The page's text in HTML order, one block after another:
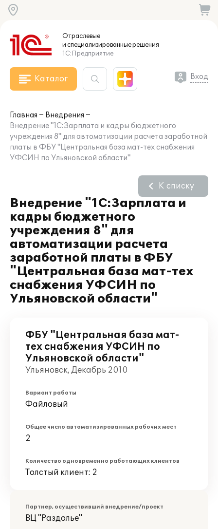
Отраслевые
и специализированныерешения
1С:Предприятие
Каталог Вход
Главная
Внедрения
Внедрение "1С:Зарплата и кадры бюджетного
учреждения 8" для автоматизации расчета заработной
платы в ФБУ "Центральная база мат-тех снабжения
УФСИН по Ульяновской области"
Внедрение "1С:Зарплата и
кадры бюджетного
учреждения 8" для
автоматизации расчета
заработной платы в ФБУ
"Центральная база мат-тех
снабжения УФСИН по
Ульяновской области"
К списку
ФБУ "Центральная база мат-
тех снабжения УФСИН по
Ульяновской области"
Ульяновск, Декабрь 2010
Вариант работы
Файловый
Общее число автоматизированных рабочих мест
2
Количество одновременно работающих клиентов
Толстый клиент: 2
Партнер, осуществивший внедрение/проект
ВЦ "Раздолье"